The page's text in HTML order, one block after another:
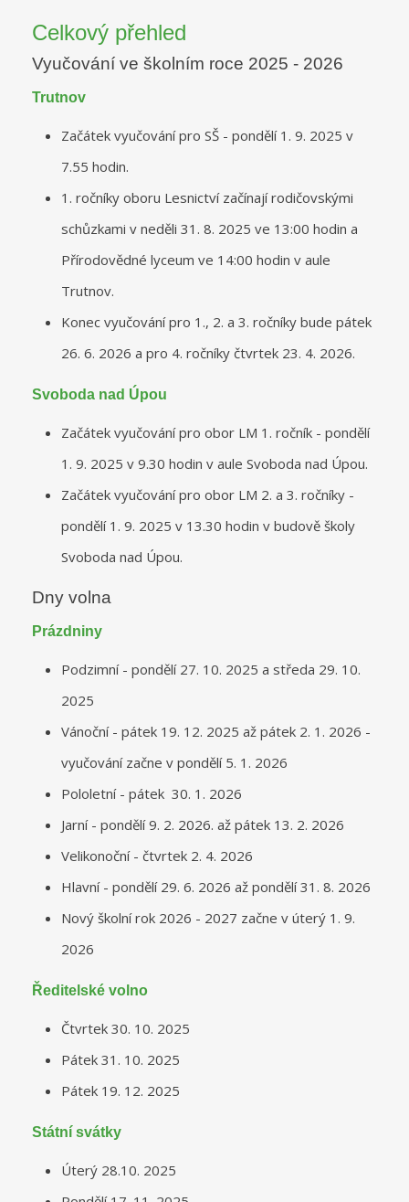
Celkový přehled
Vyučování ve školním roce 2025 - 2026
Trutnov
Začátek vyučování pro SŠ - pondělí 1. 9. 2025 v
7.55 hodin.
1. ročníky oboru Lesnictví začínají rodičovskými
schůzkami v neděli 31. 8. 2025 ve 13:00 hodin a
Přírodovědné lyceum ve 14:00 hodin v aule
Trutnov.
Konec vyučování pro 1., 2. a 3. ročníky bude pátek
26. 6. 2026 a pro 4. ročníky čtvrtek 23. 4. 2026.
Svoboda nad Úpou
Začátek vyučování pro obor LM 1. ročník - pondělí
1. 9. 2025 v 9.30 hodin v aule Svoboda nad Úpou.
Začátek vyučování pro obor LM 2. a 3. ročníky -
pondělí 1. 9. 2025 v 13.30 hodin v budově školy
Svoboda nad Úpou.
Dny volna
Prázdniny
Podzimní - pondělí 27. 10. 2025 a středa 29. 10.
2025
Vánoční - pátek 19. 12. 2025 až pátek 2. 1. 2026 -
vyučování začne v pondělí 5. 1. 2026
Pololetní - pátek 30. 1. 2026
Jarní - pondělí 9. 2. 2026. až pátek 13. 2. 2026
Velikonoční - čtvrtek 2. 4. 2026
Hlavní - pondělí 29. 6. 2026 až pondělí 31. 8. 2026
Nový školní rok 2026 - 2027 začne v úterý 1. 9.
2026
Ředitelské volno
Čtvrtek 30. 10. 2025
Pátek 31. 10. 2025
Pátek 19. 12. 2025
Státní svátky
Úterý 28.10. 2025